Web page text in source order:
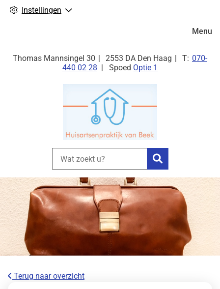
Instellingen
Thomas Mannsingel 30 2553 DA Den Haag Tel:
070-
440 02 28
Spoed Optie 1
Zoeken
Menu
Terug naar overzicht